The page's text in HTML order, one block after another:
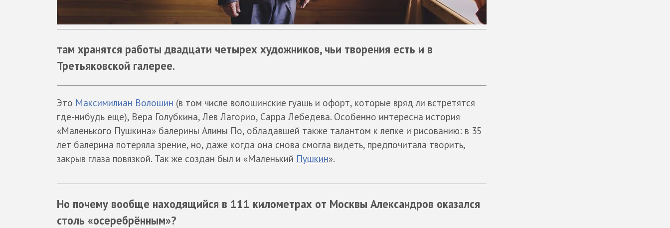
там хранятся работы двадцати четырех художников, чьи творения есть и в
Третьяковской галерее.
Это Максимилиан Волошин (в том числе волошинские гуашь и офорт, которые вряд ли встретятся
где-нибудь еще), Вера Голубкина, Лев Лагорио, Сарра Лебедева. Особенно интересна история
«Маленького Пушкина» балерины Алины По, обладавшей также талантом к лепке и рисованию: в 35
лет балерина потеряла зрение, но, даже когда она снова смогла видеть, предпочитала творить,
закрыв глаза повязкой. Так же создан был и «Маленький Пушкин».
Но почему вообще находящийся в 111 километрах от Москвы Александров оказался
столь «осеребрённым»?